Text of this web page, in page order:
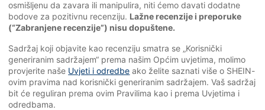
osmišljenu da zavara ili manipulira, niti ćemo davati dodatne
bodove za pozitivnu recenziju. Lažne recenzije i preporuke
(“Zabranjene recenzije”) nisu dopuštene.
Sadržaj koji objavite kao recenziju smatra se „Korisnički
generiranim sadržajem“ prema našim Općim uvjetima, molimo
provjerite naše Uvjeti i odredbe ako želite saznati više o SHEIN-
ovim pravima nad korisnički generiranim sadržajem. Vaš sadržaj
bit će reguliran prema ovim Pravilima kao i prema Uvjetima i
odredbama.